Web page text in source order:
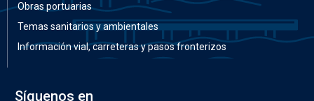
Obras portuarias
Temas sanitarios y ambientales
Información vial, carreteras y pasos fronterizos
Síguenos en